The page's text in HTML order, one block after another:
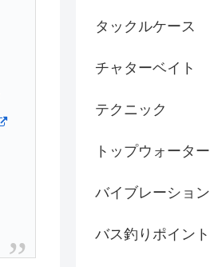
タックルケース
チャターベイト
テクニック
トップウォーター
バイブレーション
バス釣りポイント